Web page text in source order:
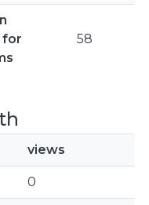
for
58
views
0